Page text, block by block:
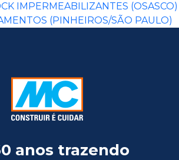
IMPERMEABILIZANTES (OSASCO)
(PINHEIROS/SÃO PAULO)
anos trazendo